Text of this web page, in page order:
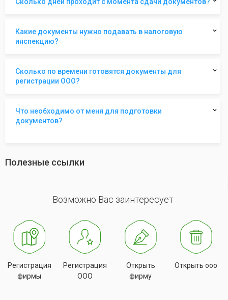
Какие документы нужно подавать в налоговую
инспекцию?
Сколько по времени готовятся документы для
регистрации ООО?
Что необходимо от меня для подготовки
документов?
Полезные ссылки
Возможно Вас заинтересует
Регистрация
фирмы
Регистрация
ООО
Открыть
фирму
Открыть ооо